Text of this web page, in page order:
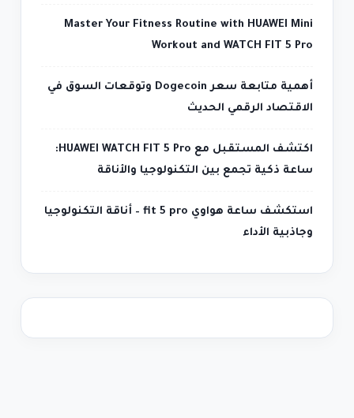
Master Your Fitness Routine with HUAWEI Mini
Workout and WATCH FIT 5 Pro
أهمية متابعة سعر Dogecoin وتوقعات السوق في
الاقتصاد الرقمي الحديث
اكتشف المستقبل مع HUAWEI WATCH FIT 5 Pro:
ساعة ذكية تجمع بين التكنولوجيا والأناقة
استكشف ساعة هواوي fit 5 pro – أناقة التكنولوجيا
وجاذبية الأداء